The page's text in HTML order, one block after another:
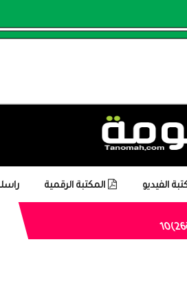
الفيديو المكتبة الرقمية